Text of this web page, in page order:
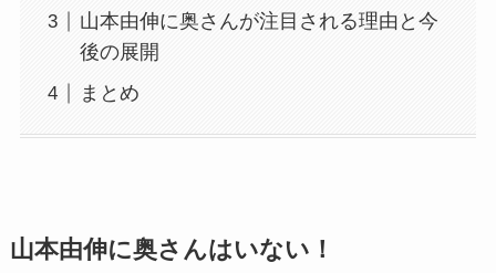
山本由伸に奥さんが注目される理由と今
後の展開
まとめ
山本由伸に奥さんはいない！